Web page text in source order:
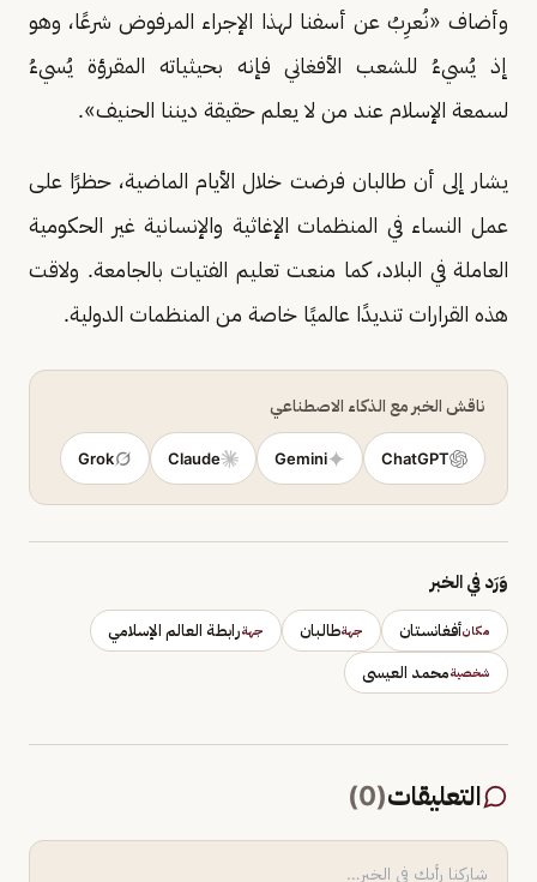
وأضاف «نُعرِبُ عن أسفنا لهذا الإجراء المرفوض شرعًا، وهو
إذ يُسيءُ للشعب الأفغاني فإنه بحيثياته المقرؤة يُسيءُ
لسمعة الإسلام عند من لا يعلم حقيقة ديننا الحنيف».
يشار إلى أن طالبان فرضت خلال الأيام الماضية، حظرًا على
عمل النساء في المنظمات الإغاثية والإنسانية غير الحكومية
العاملة في البلاد، كما منعت تعليم الفتيات بالجامعة. ولاقت
هذه القرارات تنديدًا عالميًا خاصة من المنظمات الدولية.
ناقش الخبر مع الذكاء الاصطناعي
ChatGPT
Gemini
Claude
Grok
وَرَد في الخبر
مكانأفغانستان جهةطالبان جهةرابطة العالم الإسلامي
شخصيةمحمد العيسى
التعليقات(
0
)